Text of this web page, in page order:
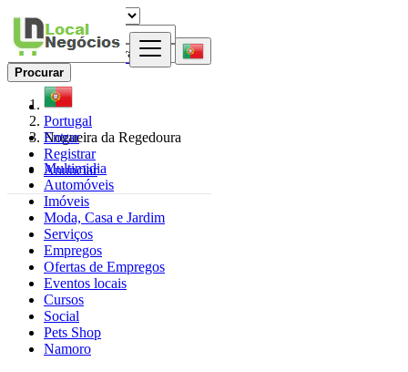
Entrar
Registrar
Anunciar
Procurar
Portugal
Nogueira da Regedoura
Multimidia
Automóveis
Imóveis
Moda, Casa e Jardim
Serviços
Empregos
Ofertas de Empregos
Eventos locais
Cursos
Social
Pets Shop
Namoro